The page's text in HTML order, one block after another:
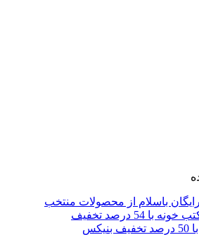
54 درصد تخفیف